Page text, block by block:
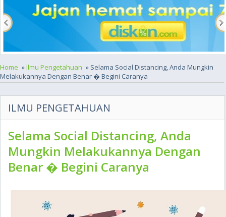
Home »Ilmu Pengetahuan » Selama Social Distancing, Anda Mungkin
Melakukannya Dengan Benar � Begini Caranya
ILMU PENGETAHUAN
Selama Social Distancing, Anda
Mungkin Melakukannya Dengan
Benar � Begini Caranya